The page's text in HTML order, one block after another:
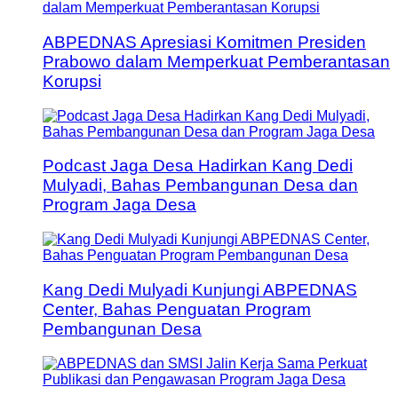
ABPEDNAS Apresiasi Komitmen Presiden
Prabowo dalam Memperkuat Pemberantasan
Korupsi
Podcast Jaga Desa Hadirkan Kang Dedi
Mulyadi, Bahas Pembangunan Desa dan
Program Jaga Desa
Kang Dedi Mulyadi Kunjungi ABPEDNAS
Center, Bahas Penguatan Program
Pembangunan Desa